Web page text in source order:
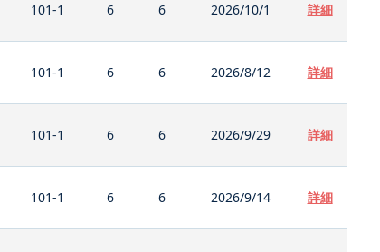
101-1 6 6 2026/10/1 詳細
101-1 6 6 2026/8/12 詳細
101-1 6 6 2026/9/29 詳細
101-1 6 6 2026/9/14 詳細